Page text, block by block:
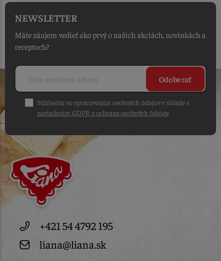
NEWSLETTER
Máte záujem vedieť ako prvý o našich akciách, novinkách a
receptoch?
Odoberať
Súhlasím so spracovaním osobných údajov v súlade s
nariadením GDPR o ochrane osobných údajov.
+421 54 4792 195
liana@liana.sk